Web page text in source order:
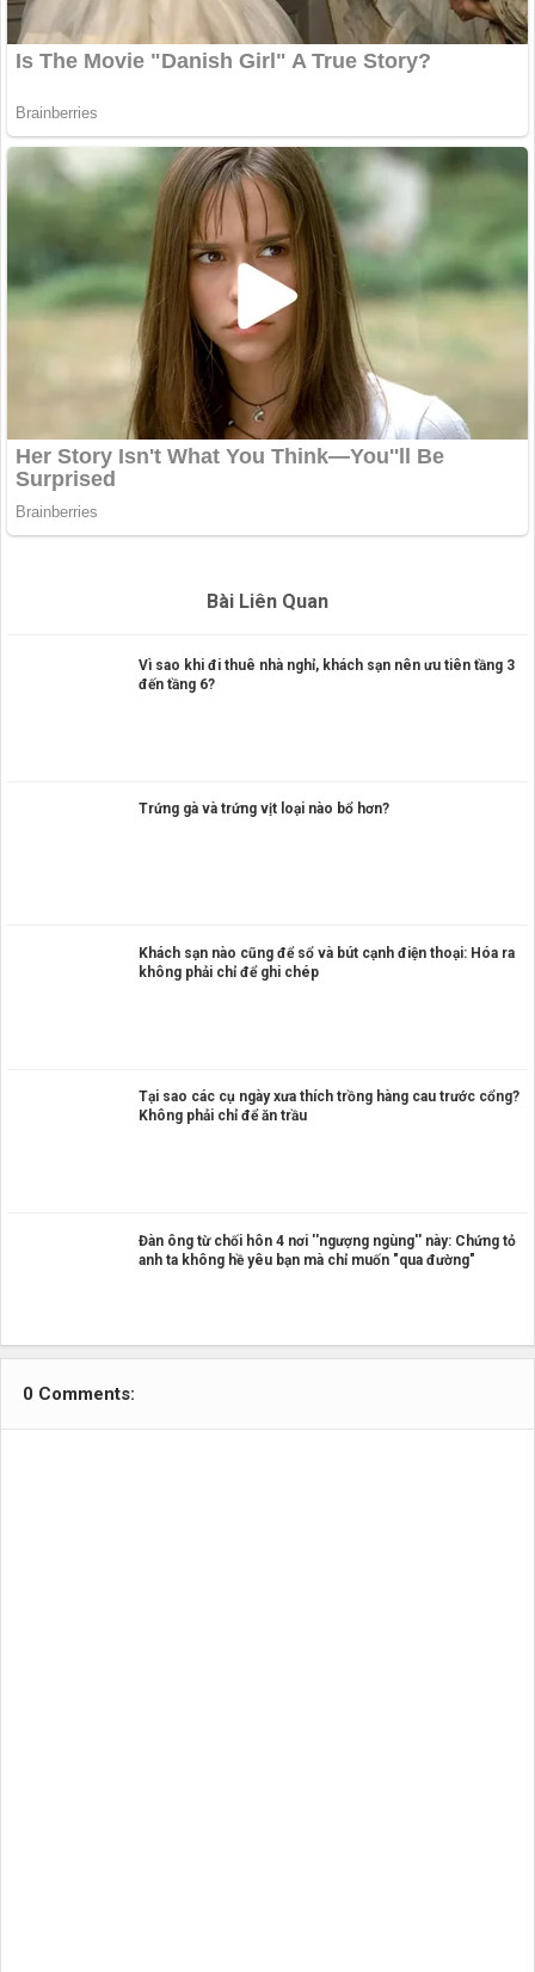
Bài Liên Quan
Vì sao khi đi thuê nhà nghỉ, khách sạn nên ưu tiên tầng 3
đến tầng 6?
Trứng gà và trứng vịt loại nào bổ hơn?
Khách sạn nào cũng để sổ và bút cạnh điện thoại: Hóa ra
không phải chỉ để ghi chép
Tại sao các cụ ngày xưa thích trồng hàng cau trước cổng?
Không phải chỉ để ăn trầu
Đàn ông từ chối hôn 4 nơi ''ngượng ngùng'' này: Chứng tỏ
anh ta không hề yêu bạn mà chỉ muốn "qua đường"
0 Comments: